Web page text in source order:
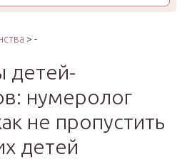
> -
детей-
нумеролог
не пропустить
детей